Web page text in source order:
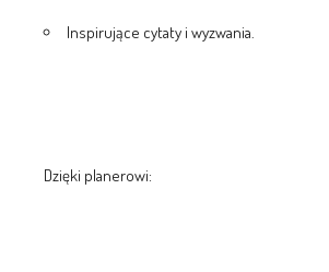
Inspirujące cytaty i wyzwania.
Dzięki planerowi: